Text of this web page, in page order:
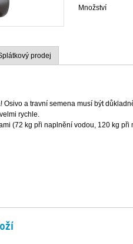
Množství
prodej
Osivo a travní semena musí být
rychle.
(72 kg při naplnění vodou, 120 kg při